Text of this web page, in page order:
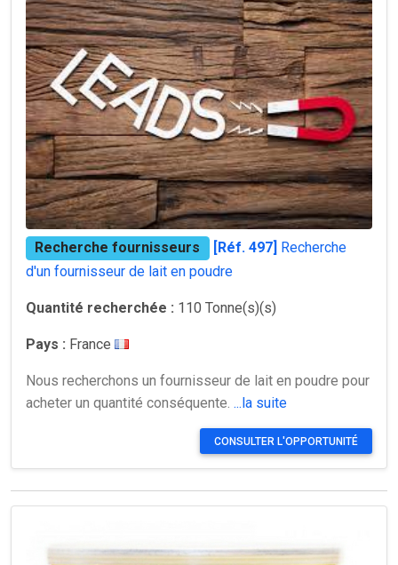
Recherche fournisseurs [Réf. 497]
Recherche
d'un fournisseur de lait en poudre
Quantité recherchée : 110 Tonne(s)(s)
Pays : France
Nous recherchons un fournisseur de lait en poudre pour
acheter un quantité conséquente. ...la suite
CONSULTER L'OPPORTUNITÉ